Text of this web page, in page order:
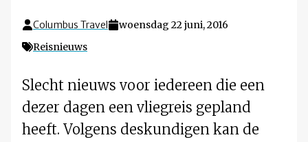
Columbus Travel
woensdag 22 juni, 2016
Reisnieuws
Slecht nieuws voor iedereen die een
dezer dagen een vliegreis gepland
heeft. Volgens deskundigen kan de